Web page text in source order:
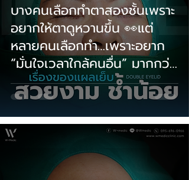
บางคนเลือกทำตาสองชั้นเพราะ
อยากให้ตาดูหวานขึ้น 👀แต่
หลายคนเลือกทำ…เพราะอยาก
“มั่นใจเวลาใกล้คนอื่น” มากกว่า
💭